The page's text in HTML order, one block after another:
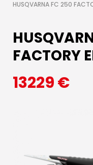
HUSQVARNA FC 250
FACTORY
13229€